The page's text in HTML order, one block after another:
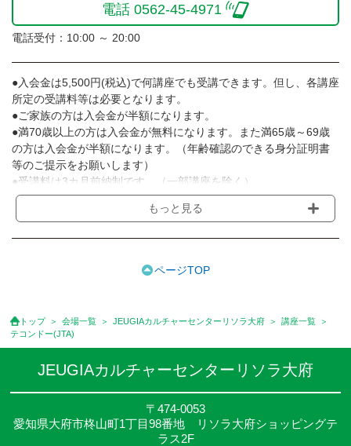
電話 0562-45-4971
電話受付：10:00 ～ 20:00
●入会金は5,500円(税込)で何講座でも受講できます。但し、各講座
所定の受講料等は必要となります。
●ご家族の方は入会金が半額になります。
●満70歳以上の方は入会金が無料になります。また満65歳～69歳
の方は入会金が半額になります。（年齢確認のできる身分証明書
等のご提示をお願いします）
●受講料は3カ月前納制です。（一部講座を除く）
●受講料には運営費として１講座につき月額770円(税込)が含まれ
ております。また一部の講座では別途傷害保険料も含まれており
用は含まれておりません。
のでご確認ください。
●参加人数が一定に満たない場合、体験や講座開講を中止または延
期することがあります。
●その他、詳しい内容については、ご入会時にご説明をさせていた
だきます。
もっと見る
ページTOP
トップ 会場一覧 JEUGIAカルチャーセンターリソラ大府
講座一覧
テコンドー(JTA)
JEUGIAカルチャーセンターリソラ大府
〒474-0053
愛知県大府市柊山町1丁目98番地 リソラ大府ショッピングテ
ラス2F